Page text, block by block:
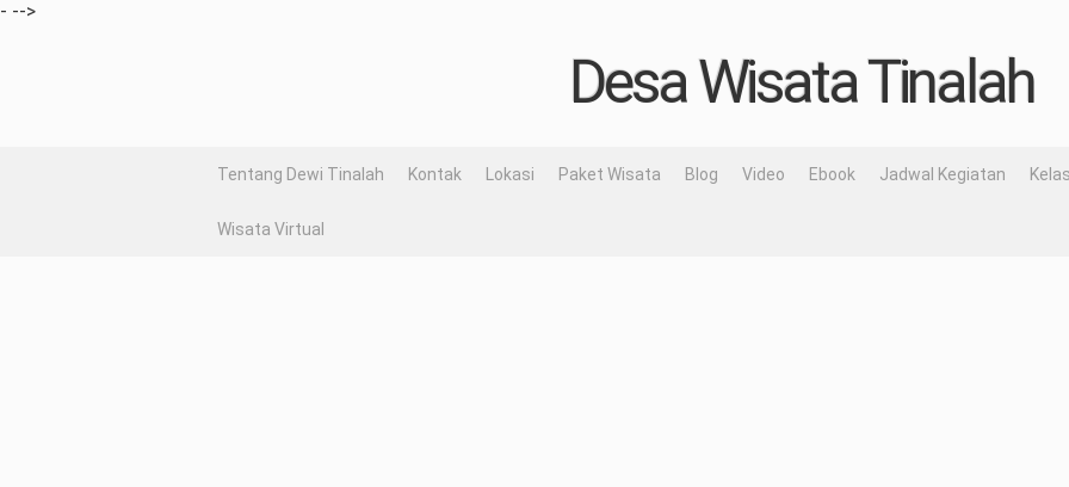
- -->
Desa Wisata Tinalah
Tentang Dewi Tinalah Kontak Lokasi Paket Wisata Blog Video Ebook Jadwal Kegiatan
Wisata Virtual